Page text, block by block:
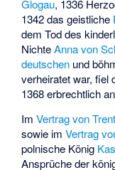
Glogau, 1336
1342 das geistliche
dem Tod des
NichteAnna von
deutschen und
verheiratet war, fiel
1368 erbrechtlich
ImVertrag von
sowie imVertrag
polnische König
Ansprüche der